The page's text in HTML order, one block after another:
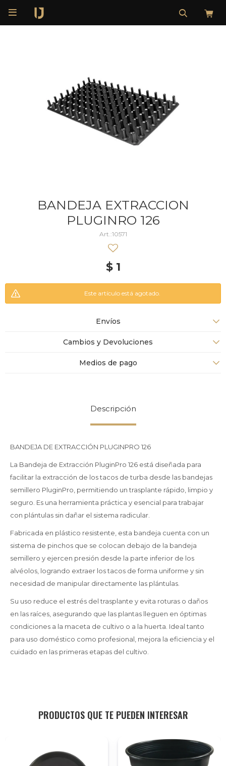

BANDEJA EXTRACCION
PLUGINRO 126
10571
$ 1
Este artículo está agotado.
Envíos
Cambios y Devoluciones
Medios de pago
Descripción
BANDEJA DE EXTRACCIÓN PLUGINPRO 126
La Bandeja de Extracción PluginPro 126 está diseñada para
facilitar la extracción de los tacos de turba desde las bandejas
semillero PluginPro, permitiendo un trasplante rápido, limpio y
seguro. Es una herramienta práctica y esencial para trabajar
con plántulas sin dañar el sistema radicular.
Fabricada en plástico resistente, esta bandeja cuenta con un
sistema de pinchos que se colocan debajo de la bandeja
semillero y ejercen presión desde la parte inferior de los
alvéolos, logrando extraer los tacos de forma uniforme y sin
necesidad de manipular directamente las plántulas.
Su uso reduce el estrés del trasplante y evita roturas o daños
en las raíces, asegurando que las plantas lleguen en óptimas
condiciones a la maceta de cultivo o a la huerta. Ideal tanto
para uso doméstico como profesional, mejora la eficiencia y el
cuidado en las primeras etapas del cultivo.
PRODUCTOS QUE TE PUEDEN INTERESAR